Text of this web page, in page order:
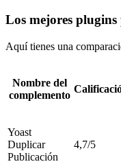
Los mejores
Aquí tienes una
Nombre del
complemento
Yoast
Duplicar
Publicación
4,7/5